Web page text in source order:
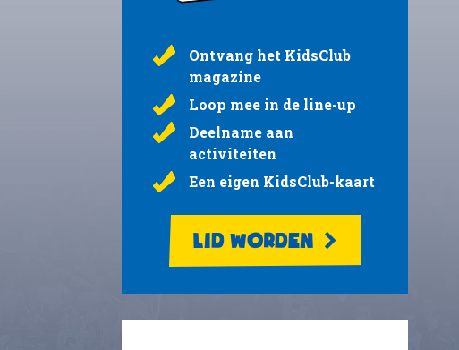
Ontvang het KidsClub
magazine
Loop mee in de line-up
Deelname aan
activiteiten
Een eigen KidsClub-kaart
LID WORDEN